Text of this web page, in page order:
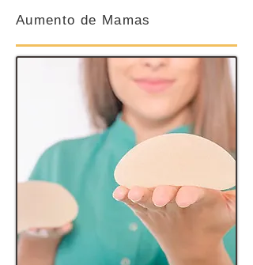
Aumento de Mamas